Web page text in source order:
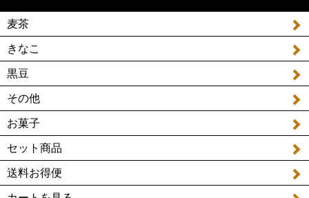
麦茶
きなこ
黒豆
その他
お菓子
セット商品
送料お得便